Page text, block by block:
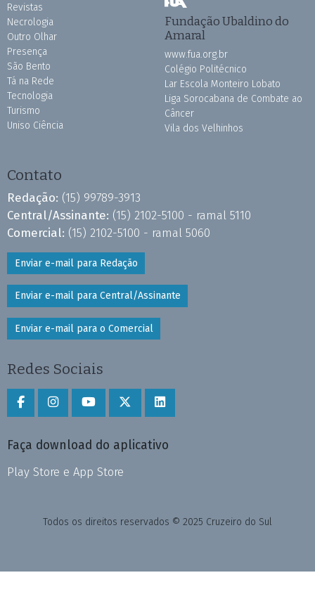
Revistas
Necrologia
Outro Olhar
Presença
São Bento
Tá na Rede
Tecnologia
Turismo
Uniso Ciência
Fundação Ubaldino do
Amaral
www.fua.org.br
Colégio Politécnico
Lar Escola Monteiro Lobato
Liga Sorocabana de Combate ao
Câncer
Vila dos Velhinhos
Contato
Redação: (15) 99789-3913
Central/Assinante: (15) 2102-5100 - ramal 5110
Comercial: (15) 2102-5100 - ramal 5060
Enviar e-mail para Redação
Enviar e-mail para Central/Assinante
Enviar e-mail para o Comercial
Redes Sociais
Faça download do aplicativo
Play Store e App Store
Todos os direitos reservados © 2025 Cruzeiro do Sul